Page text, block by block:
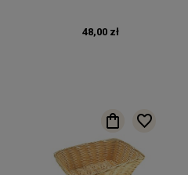
48,00 zł